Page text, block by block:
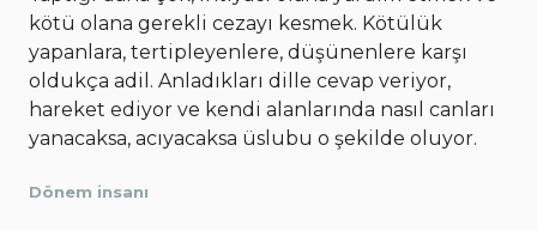
kötü olana gerekli cezayı kesmek. Kötülük
yapanlara, tertipleyenlere, düşünenlere karşı
oldukça adil. Anladıkları dille cevap veriyor,
hareket ediyor ve kendi alanlarında nasıl canları
yanacaksa, acıyacaksa üslubu o şekilde oluyor.
Dönem insanı